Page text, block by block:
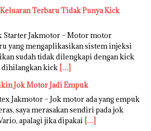
Terbaru Tidak Punya Kick
Starter Jakmotor – Motor motor
yang mengaplikasikan sistem injeksi
sudah tidak dilengkapi dengan kick
dihilangkan kick […]
Jok Motor Jadi Empuk
Jakmotor – Jok motor ada yang empuk
saya merasakan sendiri pada jok
apalagi jika dipakai […]